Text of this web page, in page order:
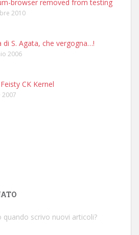
browser removed from testing
2010
di S. Agata, che vergogna…!
2006
CK Kernel
quando scrivo nuovi articoli?